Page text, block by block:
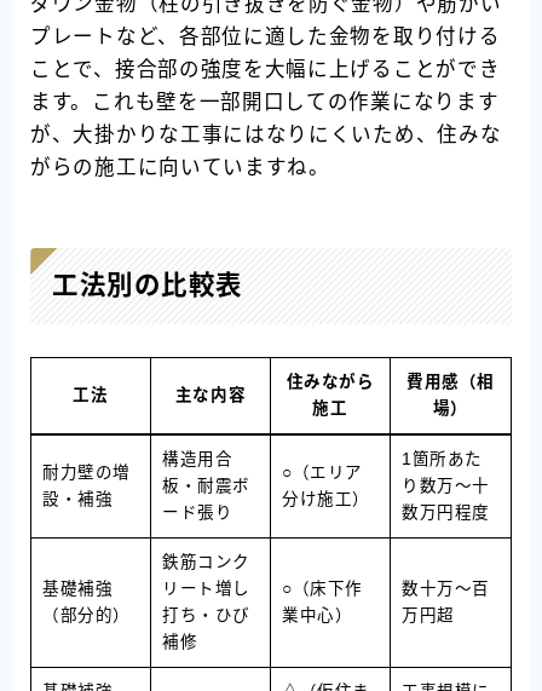
プレートなど、各部位に適した金物を取り付ける
ことで、接合部の強度を大幅に上げることができ
ます。これも壁を一部開口しての作業になります
が、大掛かりな工事にはなりにくいため、住みな
がらの施工に向いていますね。
工法別の比較表
工法 主な内容
住みながら
施工
費用感（相
場）
耐力壁の増
設・補強
構造用合
板・耐震ボ
ード張り
○（エリア
分け施工）
1箇所あた
り数万〜十
数万円程度
基礎補強
（部分的）
鉄筋コンク
リート増し
打ち・ひび
補修
○（床下作
業中心）
数十万〜百
万円超